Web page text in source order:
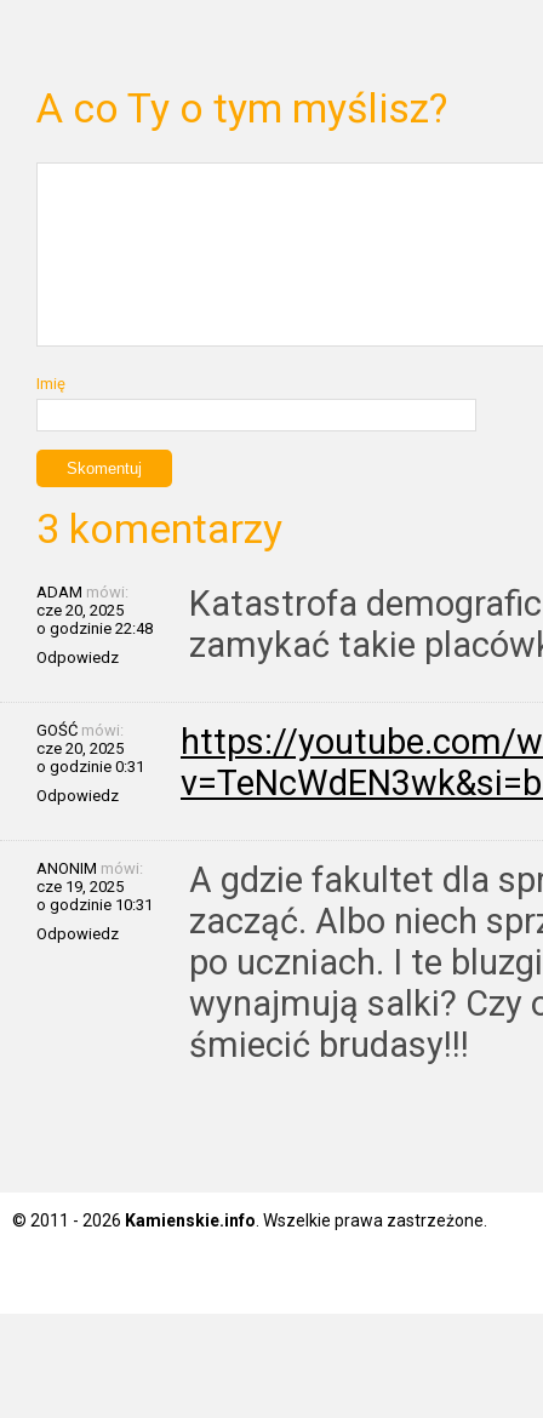
A co Ty o tym myślisz?
Imię
3 komentarzy
ADAM mówi:
cze 20, 2025
o godzinie 22:48
Odpowiedz
Katastrofa
zamykać takie
GOŚĆ mówi:
cze 20, 2025
o godzinie 0:31
Odpowiedz
https://youtube.com/
ANONIM mówi:
cze 19, 2025
o godzinie 10:31
Odpowiedz
A gdzie fakultet dla
zacząć. Albo niech
po uczniach. I te
wynajmują salki? Czy
śmiecić brudasy!!!
© 2011 - 2026 Kamienskie.info . Wszelkie prawa zastrzeżone.